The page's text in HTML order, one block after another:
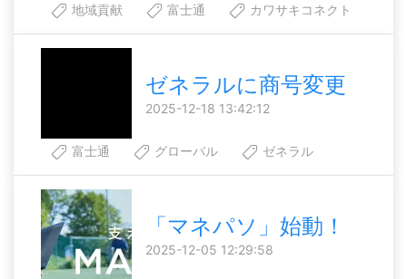
地域貢献
富士通 カワサキコネクト
ゼネラルに商号変更
2025-12-18 13:42:12
富士通 グローバル ゼネラル
「マネパソ」始動！
2025-12-05 12:29:58